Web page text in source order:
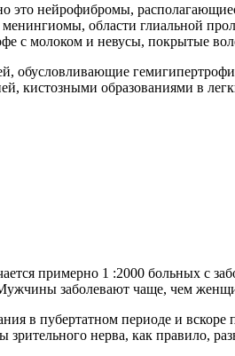
это нейрофибромы,
области глиальной
с молоком и невусы, покрытые
обусловливающие
кистозными образованиями в
примерно 1 :2000 больных с
Мужчины заболевают чаще, чем
в пубертатном периоде и вскоре
нерва, как правило,